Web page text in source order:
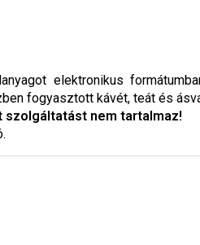
elektronikus
fogyasztott kávét, teát és
nem tartalmaz!